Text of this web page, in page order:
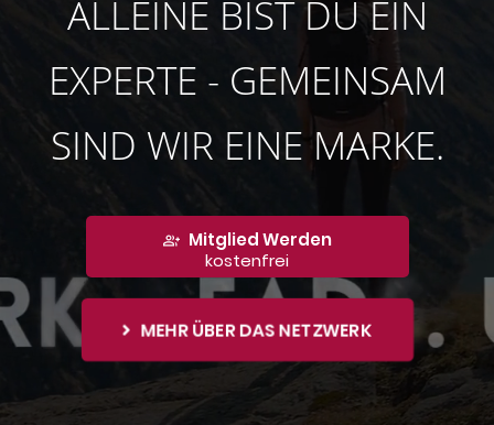
ALLEINE BIST DU EIN
EXPERTE - GEMEINSAM
SIND WIR EINE MARKE.
Mitglied Werden
kostenfrei
MEHR ÜBER DAS NETZWERK